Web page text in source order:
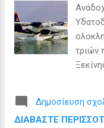
τριών
Δημοσίευση
ΔΙΑΒΆΣΤΕ